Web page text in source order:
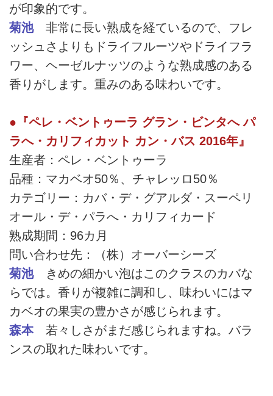
が印象的です。
菊池非常に長い熟成を経ているので、フレ
ッシュさよりもドライフルーツやドライフラ
ワー、ヘーゼルナッツのような熟成感のある
香りがします。重みのある味わいです。
●『ペレ・ベントゥーラ グラン・ビンタへ パ
ラへ・カリフィカット カン・バス 2016年』
生産者：ペレ・ベントゥーラ
品種：マカベオ50％、チャレッロ50％
カテゴリー：カバ・デ・グアルダ・スーペリ
オール・デ・パラへ・カリフィカード
熟成期間：96カ月
問い合わせ先：（株）オーバーシーズ
菊池きめの細かい泡はこのクラスのカバな
らでは。香りが複雑に調和し、味わいにはマ
カベオの果実の豊かさが感じられます。
森本若々しさがまだ感じられますね。バラ
ンスの取れた味わいです。